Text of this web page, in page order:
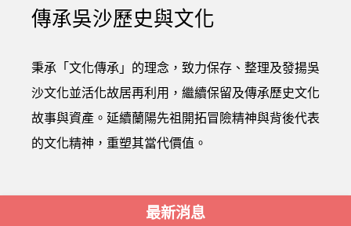
傳承吳沙歷史與文化
秉承「文化傳承」的理念，致力保存、整理及發揚吳
沙文化並活化故居再利用，繼續保留及傳承歷史文化
故事與資產。延續蘭陽先祖開拓冒險精神與背後代表
的文化精神，重塑其當代價值。
最新消息